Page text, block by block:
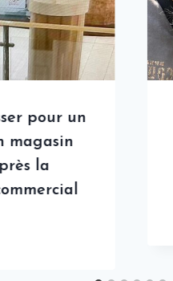
pour un
magasin
la